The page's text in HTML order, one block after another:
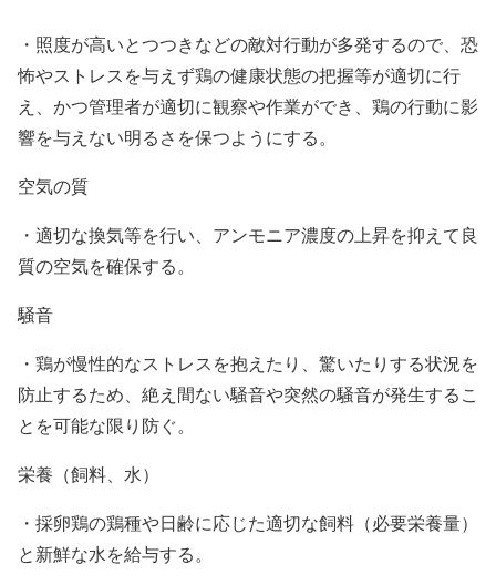
・照度が高いとつつきなどの敵対行動が多発するので、恐
怖やストレスを与えず鶏の健康状態の把握等が適切に行
え、かつ管理者が適切に観察や作業ができ、鶏の行動に影
響を与えない明るさを保つようにする。
空気の質
・適切な換気等を行い、アンモニア濃度の上昇を抑えて良
質の空気を確保する。
騒音
・鶏が慢性的なストレスを抱えたり、驚いたりする状況を
防止するため、絶え間ない騒音や突然の騒音が発生するこ
とを可能な限り防ぐ。
栄養（飼料、水）
・採卵鶏の鶏種や日齢に応じた適切な飼料（必要栄養量）
と新鮮な水を給与する。